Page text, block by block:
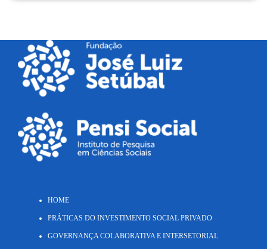
HOME
PRÁTICAS DO INVESTIMENTO SOCIAL PRIVADO
GOVERNANÇA COLABORATIVA E INTERSETORIAL